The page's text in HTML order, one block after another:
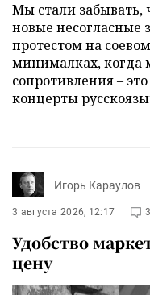
Мы стали забывать,
новые несогласные
протестом на
минималках, когда
сопротивления –
концерты
Игорь Караулов
3 августа 2026, 12:17
Удобство
цену